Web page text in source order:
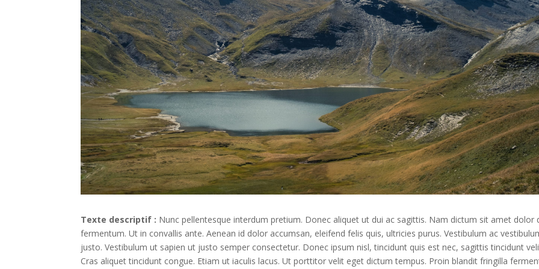
Texte descriptif : Nunc pellentesque interdum pretium. Donec aliquet ut dui ac sagittis. Nam dictum sit amet dolor
fermentum. Ut in convallis ante. Aenean id dolor accumsan, eleifend felis quis, ultricies purus. Vestibulum ac
justo. Vestibulum ut sapien ut justo semper consectetur. Donec ipsum nisl, tincidunt quis est nec, sagittis tincidunt
Cras aliquet tincidunt congue. Etiam ut iaculis lacus. Ut porttitor velit eget dictum tempus. Proin blandit fringilla